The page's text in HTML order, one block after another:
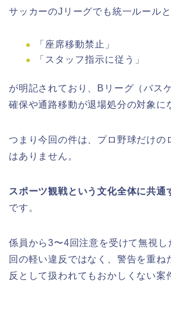
サッカーのJリーグでも統一ルール
「座席移動禁止」
「スタッフ指示に従う」
が明記されており、Bリーグ（バス
確保や通路移動が退場処分の対象に
つまり今回の件は、プロ野球だけの
はありません。
スポーツ観戦という文化全体に共通
です。
係員から3〜4回注意を受けて無視し
回の軽い違反ではなく、警告を重ね
反として扱われてもおかしくない案